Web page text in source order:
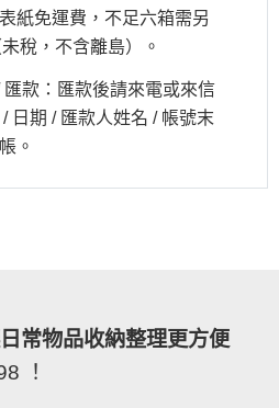
紙免運費，不足六箱需另
稅，不含離島）。
匯款：匯款後請來電或來信
日期 / 匯款人姓名 / 帳號末
。
常物品收納整理更方便
！